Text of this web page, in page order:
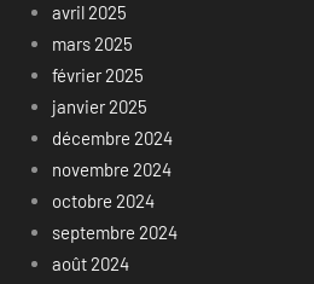
avril 2025
mars 2025
février 2025
janvier 2025
décembre 2024
novembre 2024
octobre 2024
septembre 2024
août 2024